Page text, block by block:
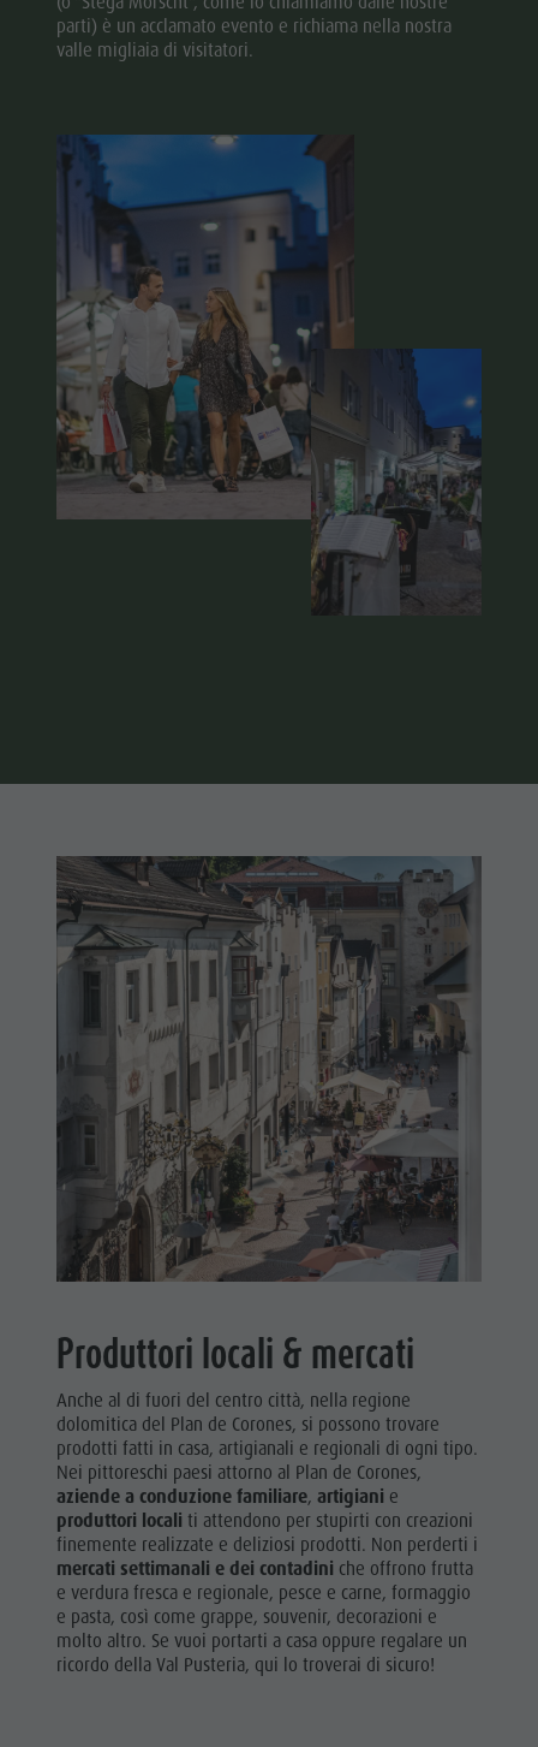
parti) è un acclamato evento e richiama nella nostra
valle migliaia di visitatori.
Produttori locali & mercati
Anche al di fuori del centro città, nella regione
dolomitica del Plan de Corones, si possono trovare
prodotti fatti in casa, artigianali e regionali di ogni tipo.
Nei pittoreschi paesi attorno al Plan de Corones,
aziende a conduzione familiare,artigiani e
produttori locali ti attendono per stupirti con creazioni
finemente realizzate e deliziosi prodotti. Non perderti i
mercati settimanali e dei contadini che offrono frutta
e verdura fresca e regionale, pesce e carne, formaggio
e pasta, così come grappe, souvenir, decorazioni e
molto altro. Se vuoi portarti a casa oppure regalare un
ricordo della Val Pusteria, qui lo troverai di sicuro!